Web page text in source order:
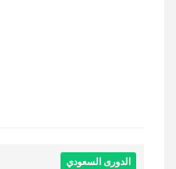
الدورى السعودي